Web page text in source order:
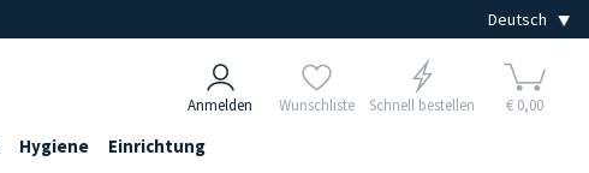
Anmelden Wunschliste Schnell bestellen € 0,00
Hygiene Einrichtung